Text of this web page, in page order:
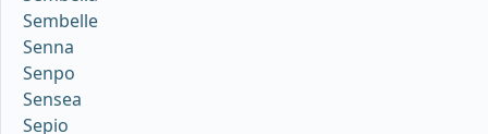
Sembelle
Senna
Senpo
Sensea
Sepio